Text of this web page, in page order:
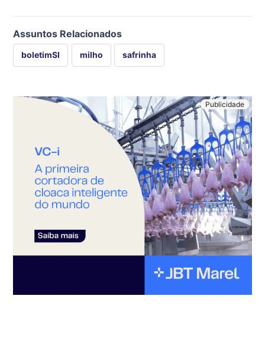
Assuntos Relacionados
boletimSI milho safrinha